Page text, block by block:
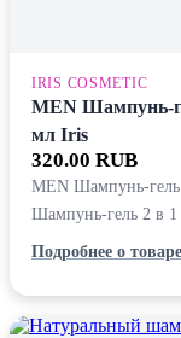
IRIS COSMETIC
MEN Шампунь-
мл Iris
320.00 RUB
MEN Шампунь-гель
Шампунь-гель 2 в 1
Подробнее о товаре